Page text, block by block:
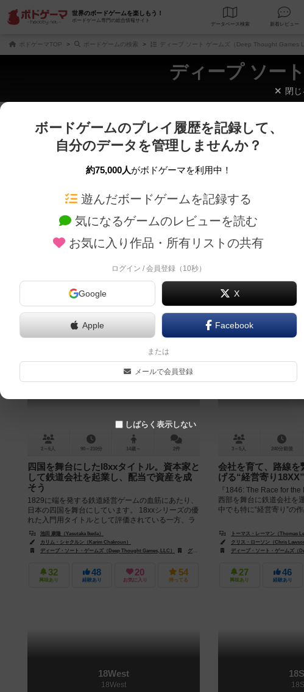
世界のボードゲームを楽しもう！
ボードゲーム専門の総合情報サイト
データベース 検索
ボドゲーマTOP ボードゲームの検索 ディープ ソート ゲームズ（Deep Thought Games
ディープ ソー
じっくり表示
商品名、商品説明文、デザイナー名、テーマ名、メカニクス名を対象にフリーワード検
ゲームデザイナー名を指定して検索でき
ゲームデザイナー
対象年齢を指定します。 世界観や登場人物などモ
テーマ/フレーバー
Shikoku 1889
6.5
2～6人 90～210分 14歳～ 2件
四国を舞台にしたl8xxタイトル。資本家と
して鉄道会社を起業し、配当で資産を成
そう
1829に端を発する鉄道経営ゲームの血筋にあたり、
日本の四国を舞台にしています。 18xxシリーズの優
れた入門用タイトルとして評価されている一方、ラ
ンダム要素が何もないにも...
池田 康隆（Yasutaka Ikeda）
カリム・シャクルン（Karim Chakroun）
ディープ・ソート・ゲームズ（Deep Thought Games, LLC）
グランド・トランク・ゲームズ（Grand Trunk Games）
32
興味あり
48
経験あり
20
お気に入り
54
持ってる
1846：ザ・レー
ッドウェスト
1846: The
3～5人 240分前後
会社を育て、路線を
げる“経営寄り
『1846: The Race for
西部を舞台に鉄道会社を
中でも特に“経営寄り”の
トーマス・レーマン（Thomas
クリス・ローソン（Chris Lawson
ディープ・ソート・ゲームズ（
27
興味あり
46
経験あり
18West
18West
閉じ
ボードゲームのプレイ履歴を記録して、
自分のデータを管理しませんか？
約75,000人がボドゲーマを利用中！
遊んだボードゲームを記録する
気になるゲームのレビューを読む
お気に入り作品・所有リストの共有
ログイン / 会員登録（10秒）
Google X
Apple Facebook
または
メールで会員登録
しばらく表示しない